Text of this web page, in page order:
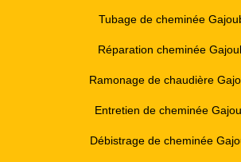
Tubage de cheminée
Réparation cheminée
Ramonage de chaudière
Entretien de cheminée
Débistrage de cheminée